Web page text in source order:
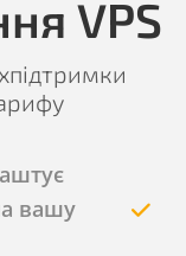
VPS
вашу